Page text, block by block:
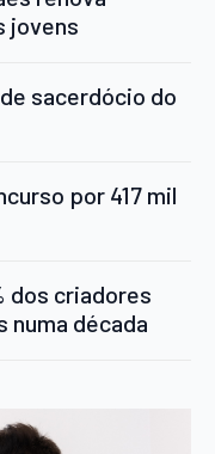
jovens
sacerdócio do
por 417 mil
dos criadores
década